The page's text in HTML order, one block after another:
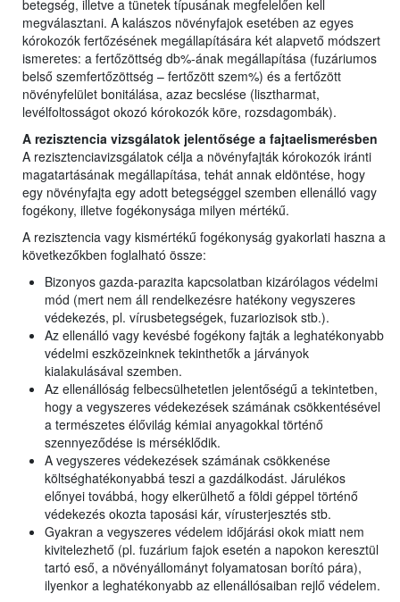
betegség, illetve a tünetek típusának megfelelően kell
megválasztani. A kalászos növényfajok esetében az egyes
kórokozók fertőzésének megállapítására két alapvető módszert
ismeretes: a fertőzöttség db%-ának megállapítása (fuzáriumos
belső szemfertőzöttség – fertőzött szem%) és a fertőzött
növényfelület bonitálása, azaz becslése (lisztharmat,
levélfoltosságot okozó kórokozók köre, rozsdagombák).
A rezisztencia vizsgálatok jelentősége a fajtaelismerésben
A rezisztenciavizsgálatok célja a növényfajták kórokozók iránti
magatartásának megállapítása, tehát annak eldöntése, hogy
egy növényfajta egy adott betegséggel szemben ellenálló vagy
fogékony, illetve fogékonysága milyen mértékű.
A rezisztencia vagy kismértékű fogékonyság gyakorlati haszna a
következőkben foglalható össze:
Bizonyos gazda-parazita kapcsolatban kizárólagos védelmi
mód (mert nem áll rendelkezésre hatékony vegyszeres
védekezés, pl. vírusbetegségek, fuzariozisok stb.).
Az ellenálló vagy kevésbé fogékony fajták a leghatékonyabb
védelmi eszközeinknek tekinthetők a járványok
kialakulásával szemben.
Az ellenállóság felbecsülhetetlen jelentőségű a tekintetben,
hogy a vegyszeres védekezések számának csökkentésével
a természetes élővilág kémiai anyagokkal történő
szennyeződése is mérséklődik.
A vegyszeres védekezések számának csökkenése
költséghatékonyabbá teszi a gazdálkodást. Járulékos
előnyei továbbá, hogy elkerülhető a földi géppel történő
védekezés okozta taposási kár, vírusterjesztés stb.
Gyakran a vegyszeres védelem időjárási okok miatt nem
kivitelezhető (pl. fuzárium fajok esetén a napokon keresztül
tartó eső, a növényállományt folyamatosan borító pára),
ilyenkor a leghatékonyabb az ellenállósaiban rejlő védelem.